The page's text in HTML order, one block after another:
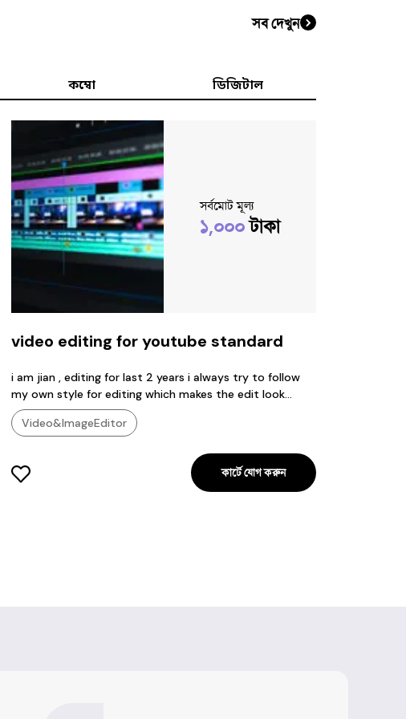
সব দেখুন
কম্বো ডিজিটাল
সর্বমোট মূল্য
১,০০০টাকা
video editing for youtube standard
i am jian , editing for last 2 years i always try to follow
my own style for editing which makes the edit look
creative
Video&ImageEditor
কার্টে যোগ করুন